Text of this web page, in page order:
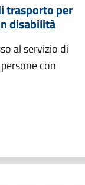
trasporto per
disabilità
al servizio di
con